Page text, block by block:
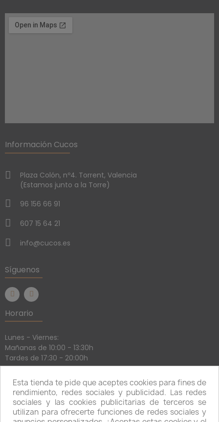
Información Cucos
Plaza Colón, nº4. Torrent, Valencia
(Estamos junto a la Torre)
96 156 66 91
607 15 64 21
info@cucos.es
Síguenos
Horario
Lunes - Viernes:
Mañanas de 10:00 - 13:30h
Tardes de 17:30 - 20:00h
Mañanas de 10:30 - 13:30h
Tardes con cita previa
Esta tienda te pide que aceptes cookies para fines de
rendimiento, redes sociales y publicidad. Las redes
sociales y las cookies publicitarias de terceros se
utilizan para ofrecerte funciones de redes sociales y